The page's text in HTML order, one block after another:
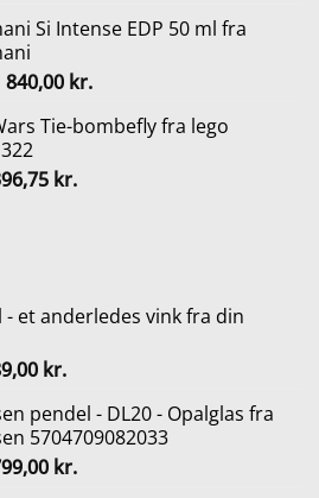
kr..
pris
269,95 kr..
Si Intense EDP 50 ml fra
Den
pris
var:
1.050,00 kr..
840,00 kr.Den
pris
Tie-bombefly fra lego
kr.Den
- et anderledes vink fra din
kr..
kr.Den
pris
er:
89,00 kr..
pendel - DL20 - Opalglas fra
5704709082033
kr.Den